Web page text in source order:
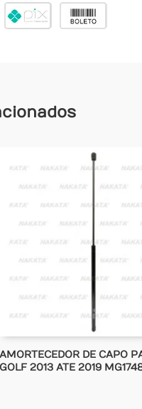
AMORTECEDOR DE CAPO
GOLF 2013 ATE 2019